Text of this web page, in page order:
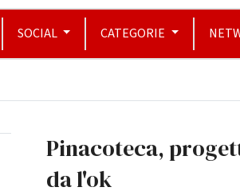
SOCIAL CATEGORIE
Pinacoteca,
da l'ok